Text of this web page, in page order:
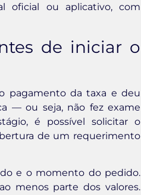
oficial ou aplicativo, com
de iniciar o
pagamento da taxa e deu
— ou seja, não fez exame
é possível solicitar o
de um requerimento
e o momento do pedido.
menos parte dos valores.